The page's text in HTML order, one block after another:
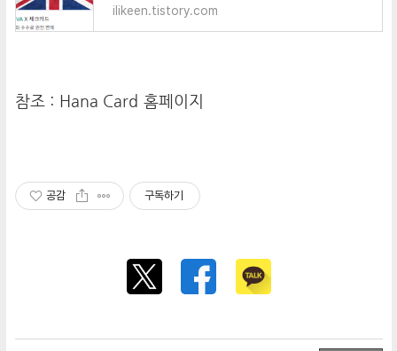
ilikeen.tistory.com
참조 : Hana Card 홈페이지
공감 구독하기